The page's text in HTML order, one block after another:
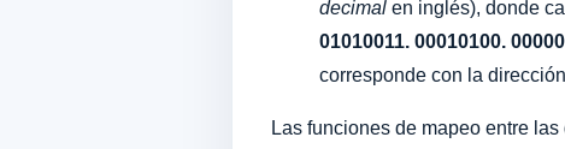
decimal en inglés), donde
01010011. 00010100.
corresponde con la
Las funciones de mapeo entre